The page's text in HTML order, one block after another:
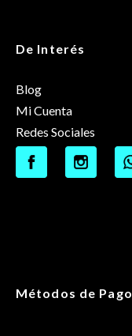
De Interés
Blog
Mi Cuenta
Redes Sociales
Métodos de Pago